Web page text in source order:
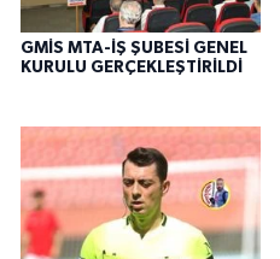
GMİS MTA-İŞ ŞUBESİ GENEL
KURULU GERÇEKLEŞTİRİLDİ